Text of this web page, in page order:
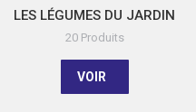
LES LÉGUMES DU JARDIN
20 Produits
VOIR